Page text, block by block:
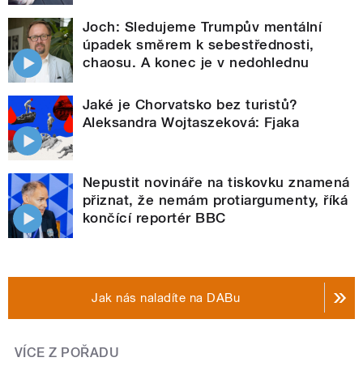
Joch: Sledujeme Trumpův mentální
úpadek směrem k sebestřednosti,
chaosu. A konec je v nedohlednu
Jaké je Chorvatsko bez turistů?
Aleksandra Wojtaszeková: Fjaka
Nepustit novináře na tiskovku znamená
přiznat, že nemám protiargumenty, říká
končící reportér BBC
Jak nás naladíte na DABu
VÍCE Z POŘADU